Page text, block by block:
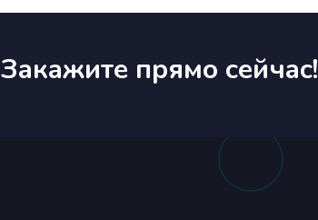
Закажите прямо сейчас!